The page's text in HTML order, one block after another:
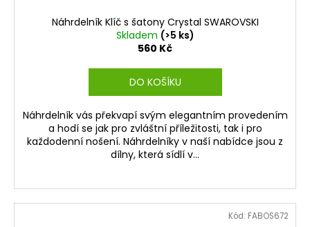
Náhrdelník Klíč s šatony Crystal SWAROVSKI
Skladem (>5 ks)
560 Kč
DO KOŠÍKU
Náhrdelník vás překvapí svým elegantním provedením
a hodí se jak pro zvláštní příležitosti, tak i pro
každodenní nošení. Náhrdelníky v naší nabídce jsou z
dílny, která sídlí v...
Kód: FABOS672